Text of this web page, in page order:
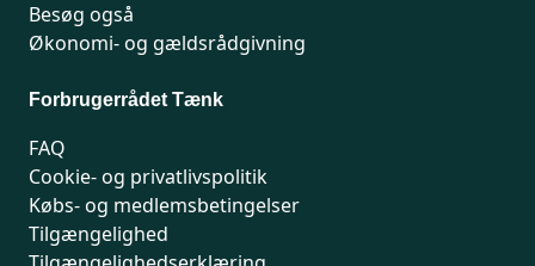
Besøg også
Økonomi- og gældsrådgivning
Forbrugerrådet Tænk
FAQ
Cookie- og privatlivspolitik
Købs- og medlemsbetingelser
Tilgængelighed